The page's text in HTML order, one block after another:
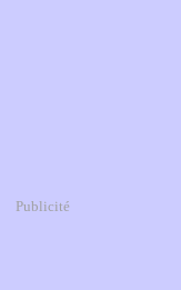
Publicité